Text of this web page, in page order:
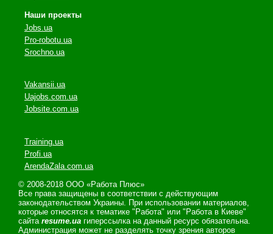
Наши проекты
Jobs.ua
Pro-robotu.ua
Srochno.ua
Vakansii.ua
Uajobs.com.ua
Jobsite.com.ua
Training.ua
Profi.ua
ArendaZala.com.ua
© 2008-2018 ООО «Работа Плюс»
Все права защищены в соответствии с действующим
законодательством Украины. При использовании материалов,
которые относятся к тематике "Работа" или "Работа в Киеве"
сайта resume.ua гиперссылка на данный ресурс обязательна.
Администрация может не разделять точку зрения авторов